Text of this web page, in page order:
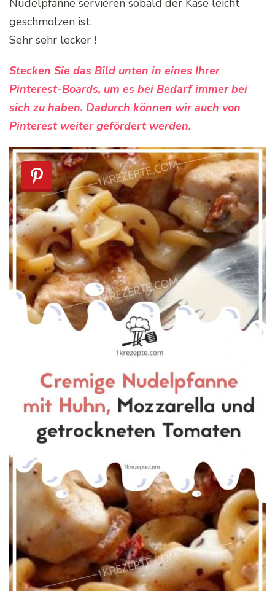
geschmolzen ist.
Sehr sehr lecker !
Stecken Sie das Bild unten in eines Ihrer
Pinterest-Boards, um es bei Bedarf immer bei
sich zu haben. Dadurch können wir auch von
Pinterest weiter gefördert werden.